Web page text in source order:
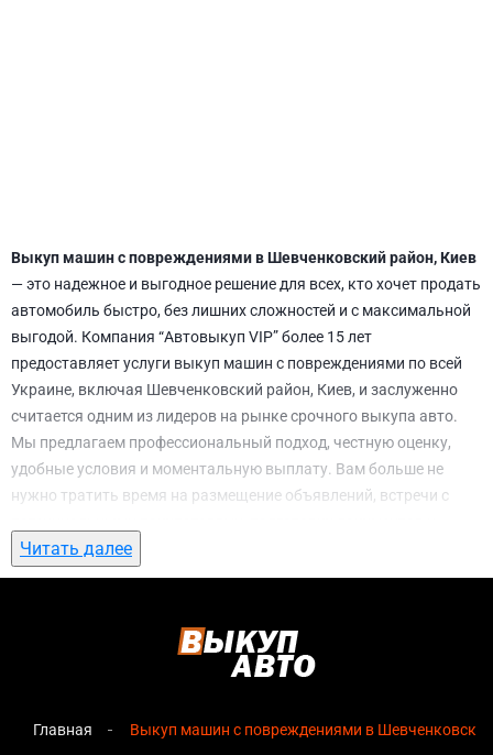
Выкуп машин с повреждениями в Шевченковский район, Киев
— это надежное и выгодное решение для всех, кто хочет продать
автомобиль быстро, без лишних сложностей и с максимальной
выгодой. Компания “Автовыкуп VIP” более 15 лет
предоставляет услуги выкуп машин с повреждениями по всей
Украине, включая Шевченковский район, Киев, и заслуженно
считается одним из лидеров на рынке срочного выкупа авто.
Мы предлагаем профессиональный подход, честную оценку,
удобные условия и моментальную выплату. Вам больше не
нужно тратить время на размещение объявлений, встречи с
ожидание. С нами вы можете
Шевченковский район, Киеввсего за 1 день.
машин с повреждениями в
Мгновенная оценка— предварительная стоимость
Читать далее
Главная Выкуп машин с повреждениями в